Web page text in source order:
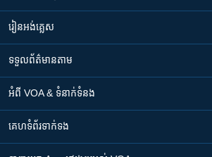
រៀន​​អង់គ្លេស
ទទួល​ព័ត៌មាន​តាម
អំពី​ VOA & ទំនាក់ទំនង
គេហទំព័រ​​ទាក់ទង